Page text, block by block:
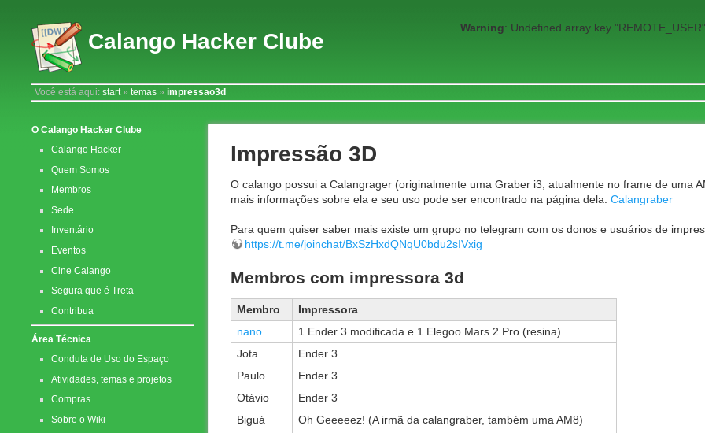
Calango Hacker Clube
Warning: Undefined array key
Você está aqui:start»temas »impressao3d
O Calango Hacker Clube
Calango Hacker
Quem Somos
Membros
Sede
Inventário
Eventos
Cine Calango
Segura que é Treta
Contribua
Área Técnica
Conduta de Uso do Espaço
Atividades, temas e projetos
Compras
Sobre o Wiki
Impressão 3D
O calango possui a Calangrager (originalmente uma Graber i3, atualmente no frame de uma
mais informações sobre ela e seu uso pode ser encontrado na página dela: Calangraber
Para quem quiser saber mais existe um grupo no telegram com os donos e usuários de
https://t.me/joinchat/BxSzHxdQNqU0bdu2sIVxig
Membros com impressora 3d
Membro
Impressora
nano
1 Ender 3 modificada e 1 Elegoo Mars 2 Pro (resina)
Jota
Ender 3
Paulo
Ender 3
Otávio
Ender 3
Biguá
Oh Geeeeez! (A irmã da calangraber, também uma AM8)